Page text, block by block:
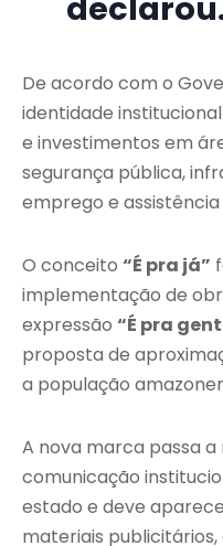
De acordo com o
identidade
e investimentos em
segurança pública,
emprego e assistência
O conceito “É pra já”
implementação de
expressão “É pra
proposta de
a população
A nova marca passa
comunicação
estado e deve
materiais